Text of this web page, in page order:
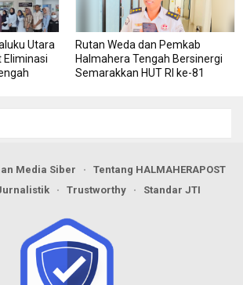
Utara
Eliminasi
Rutan Weda dan Pemkab
Halmahera Tengah Bersinergi
Semarakkan HUT RI ke-81
Media Siber
Tentang HALMAHERAPOST
Trustworthy Standar JTI